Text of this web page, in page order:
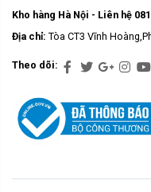
Kho hàng Hà Nội - Liên hệ
Địa chỉ: Tòa CT3 Vĩnh
Theo dõi: